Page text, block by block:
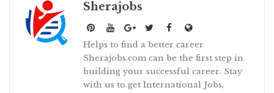
Sherajobs
Helps to find a better career
Sherajobs.com can be the first step in
building your successful career. Stay
with us to get International Jobs,